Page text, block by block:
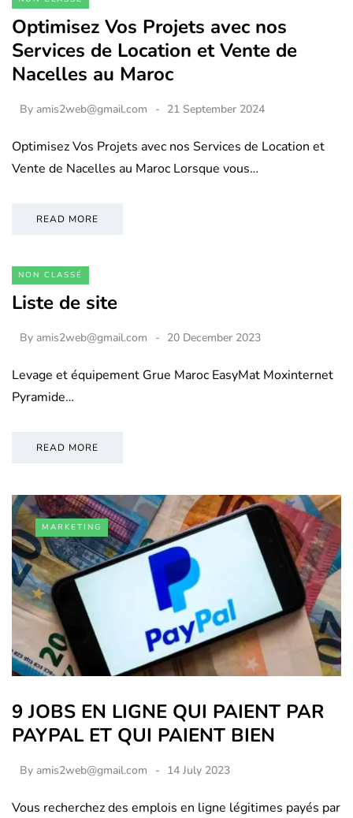
Optimisez Vos Projets avec nos
Services de Location et Vente de
Nacelles au Maroc
By amis2web@gmail.com 21 September 2024
Optimisez Vos Projets avec nos Services de Location et
Vente de Nacelles au Maroc Lorsque vous…
READ MORE
NON CLASSÉ
Liste de site
By amis2web@gmail.com 20 December 2023
Levage et équipement Grue Maroc EasyMat Moxinternet
Pyramide…
READ MORE
MARKETING
9 JOBS EN LIGNE QUI PAIENT PAR
PAYPAL ET QUI PAIENT BIEN
By amis2web@gmail.com 14 July 2023
Vous recherchez des emplois en ligne légitimes payés par